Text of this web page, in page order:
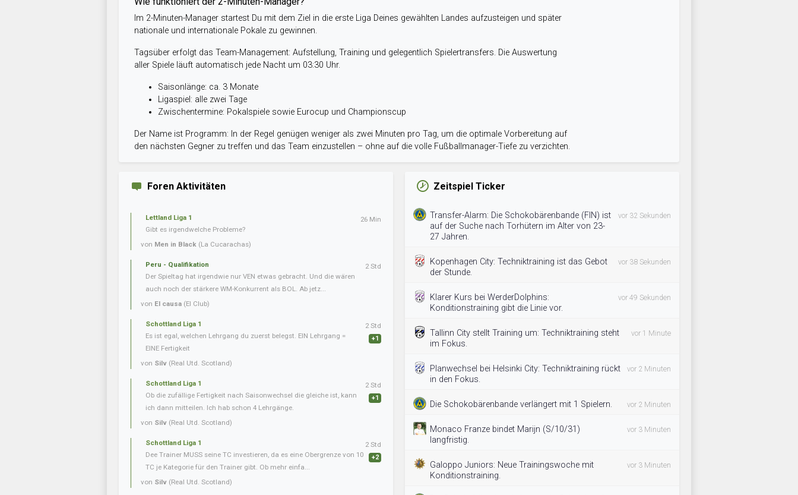
Im 2-Minuten-Manager startest Du mit dem Ziel in die erste Liga Deines gewählten Landes aufzusteigen und später
nationale und internationale Pokale zu gewinnen.
Tagsüber erfolgt das Team-Management: Aufstellung, Training und gelegentlich Spielertransfers. Die Auswertung
aller Spiele läuft automatisch jede Nacht um 03:30 Uhr.
Saisonlänge: ca. 3 Monate
Ligaspiel: alle zwei Tage
Zwischentermine: Pokalspiele sowie Eurocup und Championscup
Der Name ist Programm: In der Regel genügen weniger als zwei Minuten pro Tag, um die optimale Vorbereitung auf
den nächsten Gegner zu treffen und das Team einzustellen – ohne auf die volle Fußballmanager-Tiefe zu verzichten.
Foren Aktivitäten
Lettland Liga 1
Gibt es irgendwelche Probleme?
von Men in Black (La Cucarachas)
26 Min
Peru - Qualifikation
Der Spieltag hat irgendwie nur VEN etwas gebracht. Und die wären
auch noch der stärkere WM-Konkurrent als BOL. Ab jetz...
von El causa (El Club)
2 Std
Schottland Liga 1
Es ist egal, welchen Lehrgang du zuerst belegst. EIN Lehrgang =
EINE Fertigkeit
von Silv (Real Utd. Scotland)
2 Std
+1
Schottland Liga 1
Ob die zufällige Fertigkeit nach Saisonwechsel die gleiche ist, kann
ich dann mitteilen. Ich hab schon 4 Lehrgänge.
von Silv (Real Utd. Scotland)
2 Std
+1
Schottland Liga 1
Dee Trainer MUSS seine TC investieren, da es eine Obergrenze von 10
TC je Kategorie für den Trainer gibt. Ob mehr einfa...
von Silv (Real Utd. Scotland)
2 Std
+2
Zeitspiel Ticker
Transfer-Alarm: Die Schokobärenbande (FIN) ist
auf der Suche nach Torhütern im Alter von 23-
27 Jahren.
vor 32 Sekunden
Kopenhagen City: Techniktraining ist das Gebot
der Stunde.
vor 38 Sekunden
Klarer Kurs bei WerderDolphins:
Konditionstraining gibt die Linie vor.
vor 49 Sekunden
Tallinn City stellt Training um: Techniktraining steht
im Fokus.
vor 1 Minute
Planwechsel bei Helsinki City: Techniktraining rückt
in den Fokus.
vor 2 Minuten
Die Schokobärenbande verlängert mit 1 Spielern. vor 2 Minuten
Monaco Franze bindet Marijn (S/10/31)
langfristig.
vor 3 Minuten
Galoppo Juniors: Neue Trainingswoche mit
Konditionstraining.
vor 3 Minuten